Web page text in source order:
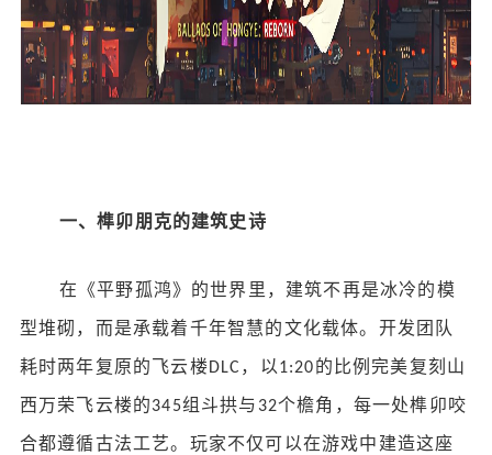
一、榫卯朋克的建筑史诗
在《平野孤鸿》的世界里，建筑不再是冰冷的模
型堆砌，而是承载着千年智慧的文化载体。开发团队
耗时两年复原的飞云楼DLC ，以 1:20的比例完美复刻山
西万荣飞云楼的345组斗拱与 32个檐角，每一处榫卯咬
合都遵循古法工艺。玩家不仅可以在游戏中建造这座